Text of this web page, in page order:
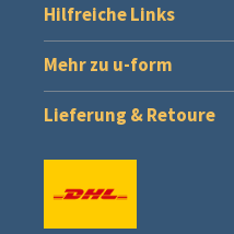
Hilfreiche Links
Mehr zu u-form
Lieferung & Retoure